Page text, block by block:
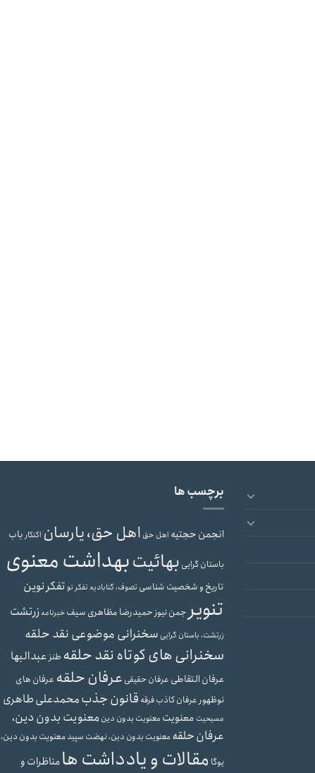
برچسب ها
انجمن حجتیه اهل حق اهل حق، یارسان اکنکارباب
باستان گرایی بهائیتبهداشت معنوی
تاریخ و شخصیت شناسی تصوف، گنابادیه تفکر نوتفکر نوین
تنویر جمن نیوزحمیدرضا مظاهری سیفخبرنامهزرتشت
زرتشت، باستان گرایی سخنرانی موضوعی نقد حلقه
سخنرانی های کوتاه نقد حلقه طنزعبدالبها
عرفان التقاطی عرفان حقیقی عرفان حلقه عرفان های
نوظهورعرفان کاذبفرقه قانون جذبمحمدعلی طاهری
مسیحیت معنویت معنویت بدون دین معنویت بدون دین،
عرفان حلقه معنویت بدون دین، نهضت سپیدمعنویت بدون دین،
یوگا مقالات و یادداشت هامناظرات و